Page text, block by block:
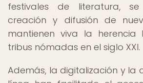
festivales de literatura,
creación y difusión de
mantienen viva la herencia
tribus nómadas en el siglo XXI.
Además, la digitalización y la